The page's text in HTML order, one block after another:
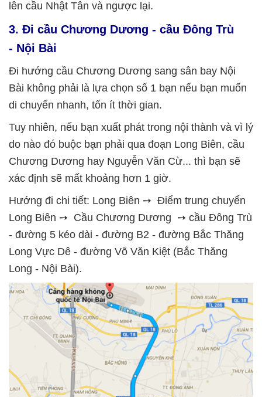
lên cầu Nhật Tân và ngược lại.
3. Đi cầu Chương Dương - cầu Đông Trù
- Nội Bài
Đi hướng cầu Chương Dương sang sân bay Nội
Bài không phải là lựa chọn số 1 bạn nếu bạn muốn
di chuyển nhanh, tốn ít thời gian.
Tuy nhiên, nếu bạn xuất phát trong nội thành và vì lý
do nào đó buộc bạn phải qua đoạn Long Biên, cầu
Chương Dương hay Nguyễn Văn Cừ... thì bạn sẽ
xác định sẽ mất khoảng hơn 1 giờ.
Hướng đi chi tiết: Long Biên ➙ Điểm trung chuyển
Long Biên ➙ Cầu Chương Dương ➙ cầu Đông Trù
- đường 5 kéo dài - đường B2 - đường Bắc Thăng
Long Vực Dê - đường Võ Văn Kiệt (Bắc Thăng
Long - Nội Bài).